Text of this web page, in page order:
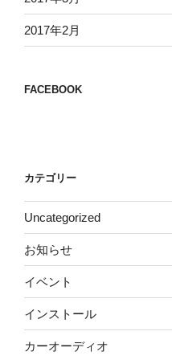
2017年2月
FACEBOOK
カテゴリー
Uncategorized
お知らせ
イベント
インストール
カーオーディオ